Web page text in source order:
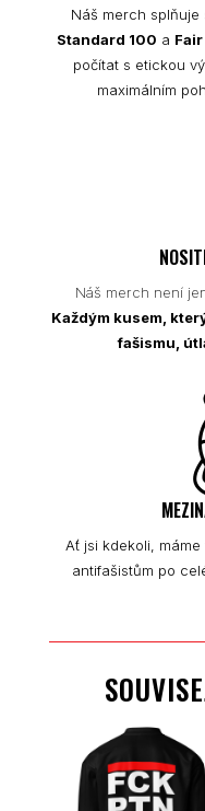
Náš merch splňuje
Standard 100 a
počítat s etickou
maximálním
Náš merch není
Každým kusem,
fašismu,
Ať jsi kdekoli,
antifašistům po